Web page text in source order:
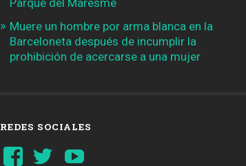
Muere un hombre por arma blanca en la
Barceloneta después de incumplir la
prohibición de acercarse a una mujer
REDES SOCIALES
Ver
perfil
Ver
perfil